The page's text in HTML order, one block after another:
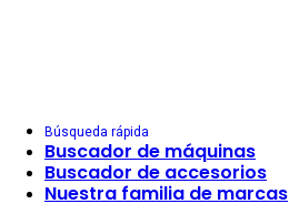
Búsqueda rápida
Buscador de máquinas
Buscador de accesorios
Nuestra familia de marcas